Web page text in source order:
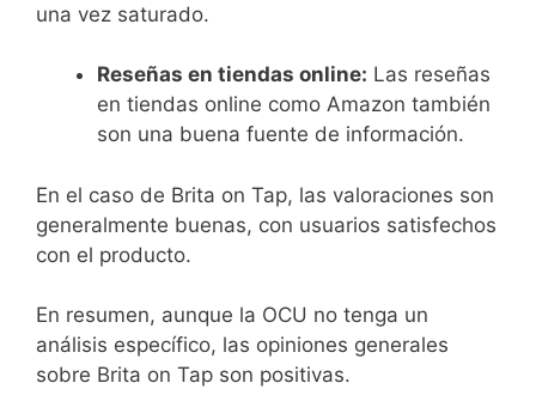
una vez saturado.
Reseñas en tiendas online: Las reseñas
en tiendas online como Amazon también
son una buena fuente de información.
En el caso de Brita on Tap, las valoraciones son
generalmente buenas, con usuarios satisfechos
con el producto.
En resumen, aunque la OCU no tenga un
análisis específico, las opiniones generales
sobre Brita on Tap son positivas.